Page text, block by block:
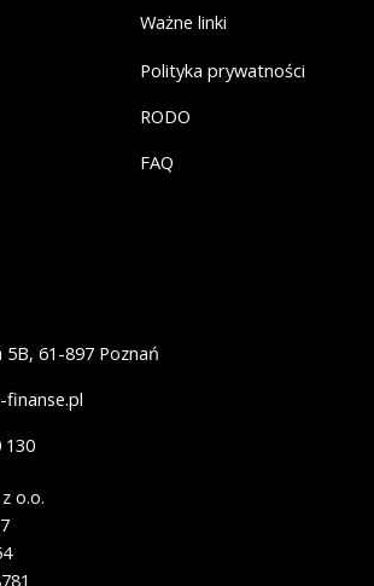
Ważne linki
Polityka prywatności
RODO
FAQ
5B, 61-897 Poznań
130
o.o.